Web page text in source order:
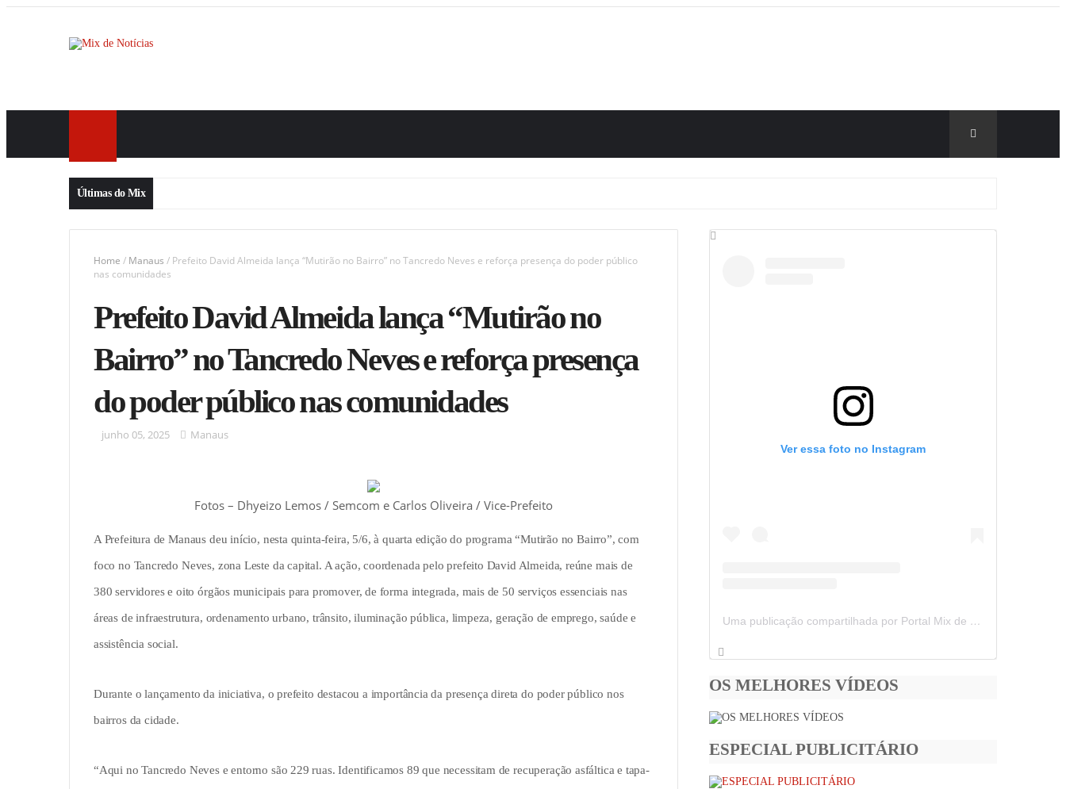
Últimas do Mix
Home / Manaus / Prefeito David Almeida lança “Mutirão no Bairro” no Tancredo Neves e reforça presença do poder público
nas comunidades
Prefeito David Almeida lança “Mutirão no
Bairro” no Tancredo Neves e reforça presença
do poder público nas comunidades
junho 05, 2025 Manaus
Fotos – Dhyeizo Lemos / Semcom e Carlos Oliveira / Vice-Prefeito
A Prefeitura de Manaus deu início, nesta quinta-feira, 5/6, à quarta edição do programa “Mutirão no Bairro”, com
foco no Tancredo Neves, zona Leste da capital. A ação, coordenada pelo prefeito David Almeida, reúne mais de
380 servidores e oito órgãos municipais para promover, de forma integrada, mais de 50 serviços essenciais nas
áreas de infraestrutura, ordenamento urbano, trânsito, iluminação pública, limpeza, geração de emprego, saúde e
assistência social.
Durante o lançamento da iniciativa, o prefeito destacou a importância da presença direta do poder público nos
bairros da cidade.
“Aqui no Tancredo Neves e entorno são 229 ruas. Identificamos 89 que necessitam de recuperação asfáltica e tapa-
Ver essa foto no Instagram
Uma publicação compartilhada por Portal Mix de Notícias (@portalmixdenoticias)
OS MELHORES VÍDEOS
ESPECIAL PUBLICITÁRIO